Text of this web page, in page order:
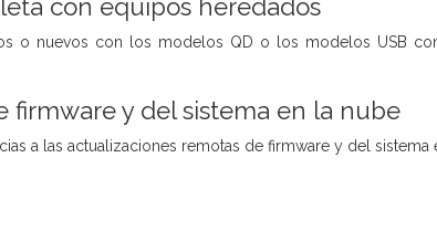
con equipos heredados
o nuevos con los modelos QD o los modelos USB
firmware y del sistema en la nube
a las actualizaciones remotas de firmware y del sistema